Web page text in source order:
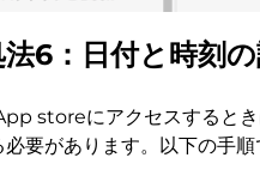
法6：日付と時刻
storeにアクセスすると
必要があります。以下の手順